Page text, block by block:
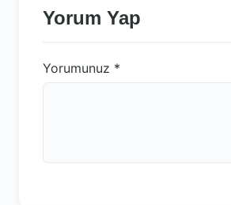
Yorum Yap
Yorumunuz *